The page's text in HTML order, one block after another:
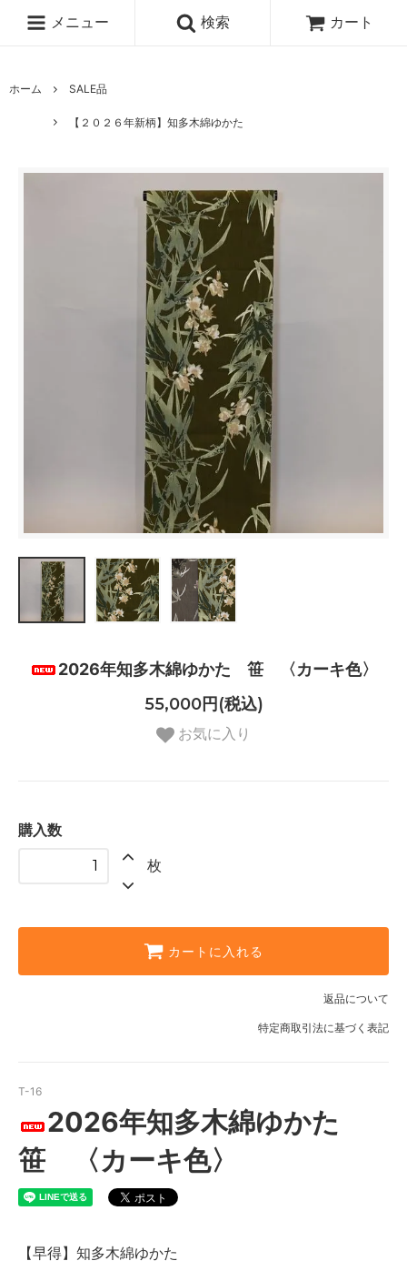
メニュー 検索 カート
ホーム SALE品
【２０２６年新柄】知多木綿ゆかた
2026年知多木綿ゆかた 笹 〈カーキ色〉
55,000円(税込)
お気に入り
購入数
枚
カートに入れる
返品について
特定商取引法に基づく表記
T-16
2026年知多木綿ゆかた
笹 〈カーキ色〉
【早得】知多木綿ゆかた